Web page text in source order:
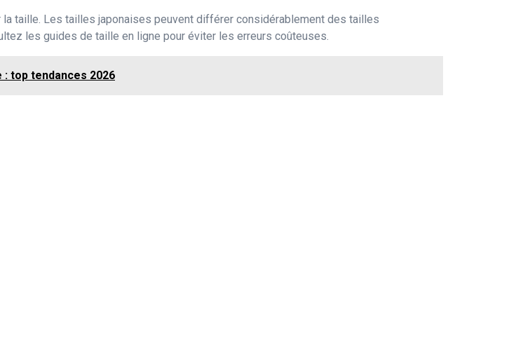
la taille. Les tailles japonaises peuvent différer considérablement des tailles
les guides de taille en ligne pour éviter les erreurs coûteuses.
: top tendances 2026